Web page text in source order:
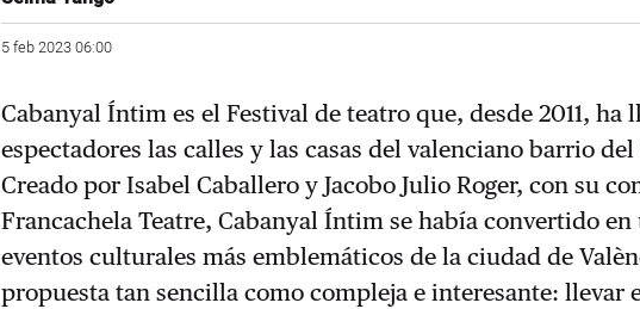
5 feb 2023 06:00
Cabanyal Íntim es el Festival de teatro que, desde 2011, ha
espectadores las calles y las casas del valenciano barrio
Creado por Isabel Caballero y Jacobo Julio Roger, con su
Francachela Teatre, Cabanyal Íntim se había convertido en
eventos culturales más emblemáticos de la ciudad de
propuesta tan sencilla como compleja e interesante: llevar